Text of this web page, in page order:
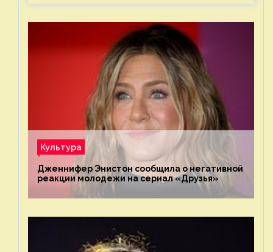
Культура
Дженнифер Энистон сообщила о негативной
реакции молодежи на сериал «Друзья»